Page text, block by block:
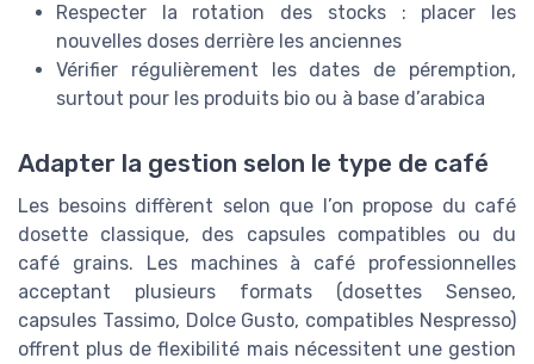
Respecter la rotation des stocks : placer les
nouvelles doses derrière les anciennes
Vérifier régulièrement les dates de péremption,
surtout pour les produits bio ou à base d’arabica
Adapter la gestion selon le type de café
Les besoins diffèrent selon que l’on propose du café
dosette classique, des capsules compatibles ou du
café grains. Les machines à café professionnelles
acceptant plusieurs formats (dosettes Senseo,
capsules Tassimo, Dolce Gusto, compatibles Nespresso)
offrent plus de flexibilité mais nécessitent une gestion